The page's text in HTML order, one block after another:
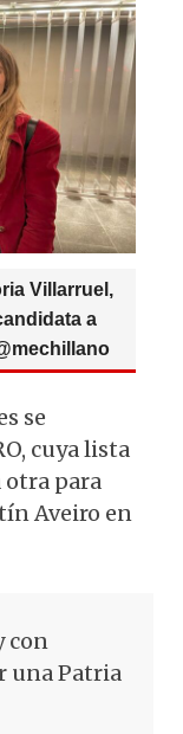
Villarruel,
a
se
cuya lista
otra para
Aveiro en
con
una Patria